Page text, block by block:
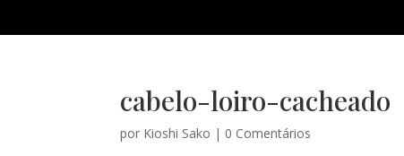
cabelo-loiro-cacheado
por Kioshi Sako | 0 Comentários